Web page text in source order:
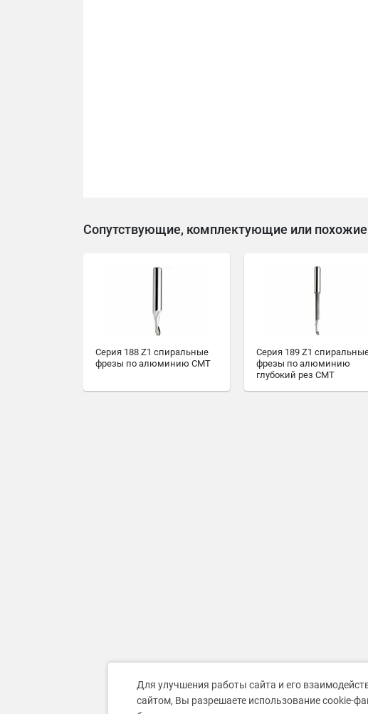
Сопутствующие, комплектующие или
Серия 188 Z1 спиральные
фрезы по алюминию CMT
Серия 189 Z1
фрезы по алюминию
глубокий рез CMT
Для улучшения работы сайта и его
сайтом, Вы разрешаете использование cookie-